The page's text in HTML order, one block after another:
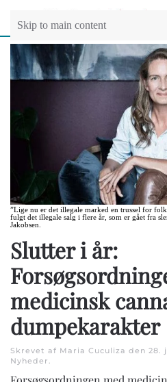
Skip to main content
”Lige nu er det illegale marked en trussel for
fulgt det illegale salg i flere år, som er gået fra
Jakobsen.
Slutter i år:
medicinsk
dumpekarakter
Skrevet af Maria Cuculiza den 28.
Nyheder.